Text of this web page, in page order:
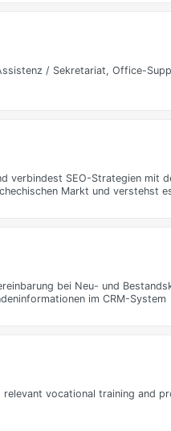
/ Sekretariat, Office-
verbindest SEO-Strategien mit
Markt und verstehst
bei Neu- und
im CRM-System
vocational training and